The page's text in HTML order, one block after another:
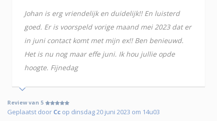
Johan is erg vriendelijk en duidelijk!! En luisterd
goed. Er is voorspeld vorige maand mei 2023 dat er
in juni contact komt met mijn ex!! Ben benieuwd.
Het is nu nog maar effe juni. Ik hou jullie opde
hoogte. Fijnedag
Review van 5
Geplaatst door Cc op dinsdag 20 juni 2023 om 14u03